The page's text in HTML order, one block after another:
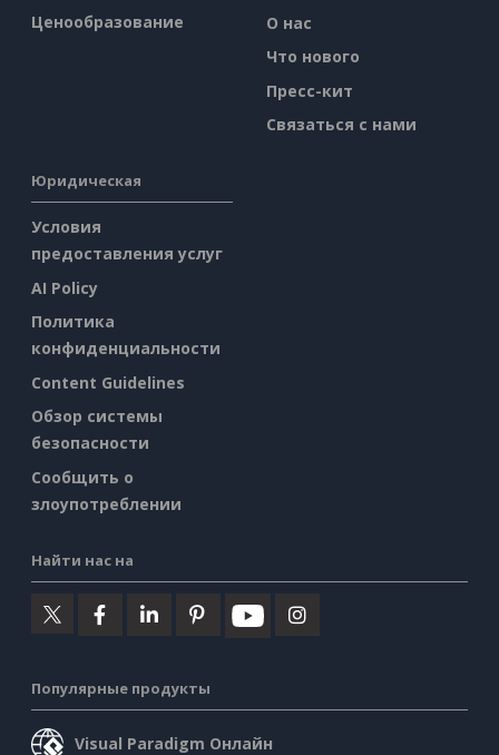
Ценообразование
О нас
Что нового
Пресс-кит
Связаться с нами
Юридическая
Условия
предоставления услуг
AI Policy
Политика
конфиденциальности
Content Guidelines
Обзор системы
безопасности
Сообщить о
злоупотреблении
Найти нас на
Популярные продукты
Visual Paradigm Онлайн